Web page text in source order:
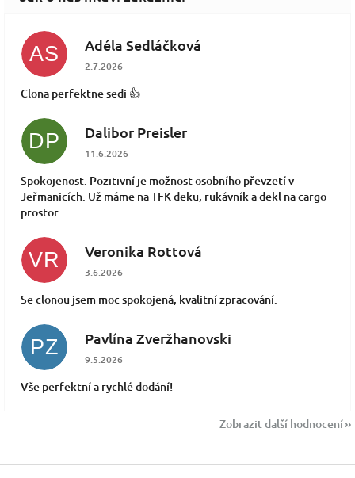
AS Adéla Sedláčková
Hodnocení obchodu je 5 z 5 hvězdiček.
2.7.2026
Clona perfektne sedi 👍
DP Dalibor Preisler
Hodnocení obchodu je 5 z 5 hvězdiček.
11.6.2026
Spokojenost. Pozitivní je možnost osobního převzetí v
Jeřmanicích. Už máme na TFK deku, rukávník a dekl na cargo
prostor.
VR Veronika Rottová
Hodnocení obchodu je 5 z 5 hvězdiček.
3.6.2026
Se clonou jsem moc spokojená, kvalitní zpracování.
PZ Pavlína Zveržhanovski
Hodnocení obchodu je 5 z 5 hvězdiček.
9.5.2026
Vše perfektní a rychlé dodání!
Zobrazit další hodnocení